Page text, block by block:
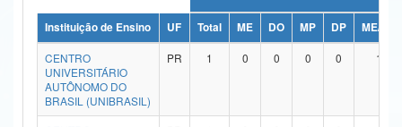
Ministério da Ciência, Tecnologia, Inovações e Comunicações
Ministério do Meio Ambiente
Ministério do Turismo
Instituição de Ensino UF Total ME DO MP DP
ME/DO
CENTRO
UNIVERSITÁRIO
AUTÔNOMO DO
BRASIL (UNIBRASIL)
PR 1 0 0 0 0 1